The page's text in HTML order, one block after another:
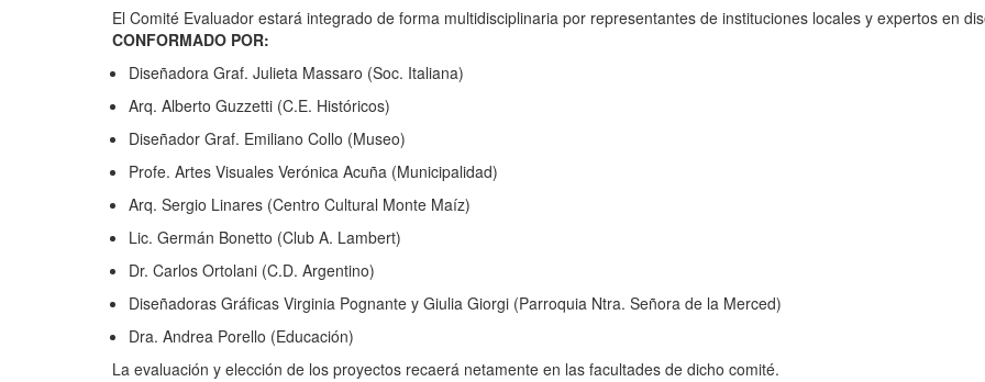
El Comité Evaluador estará integrado de forma multidisciplinaria por representantes de instituciones locales y expertos en
CONFORMADO POR:
Diseñadora Graf. Julieta Massaro (Soc. Italiana)
Arq. Alberto Guzzetti (C.E. Históricos)
Diseñador Graf. Emiliano Collo (Museo)
Profe. Artes Visuales Verónica Acuña (Municipalidad)
Arq. Sergio Linares (Centro Cultural Monte Maíz)
Lic. Germán Bonetto (Club A. Lambert)
Dr. Carlos Ortolani (C.D. Argentino)
Diseñadoras Gráficas Virginia Pognante y Giulia Giorgi (Parroquia Ntra. Señora de la Merced)
Dra. Andrea Porello (Educación)
La evaluación y elección de los proyectos recaerá netamente en las facultades de dicho comité.